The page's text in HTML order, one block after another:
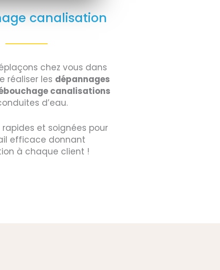
canalisation
chez vous dans
réaliser les dépannages
canalisations
d’eau.
et soignées pour
efficace donnant
à chaque client !